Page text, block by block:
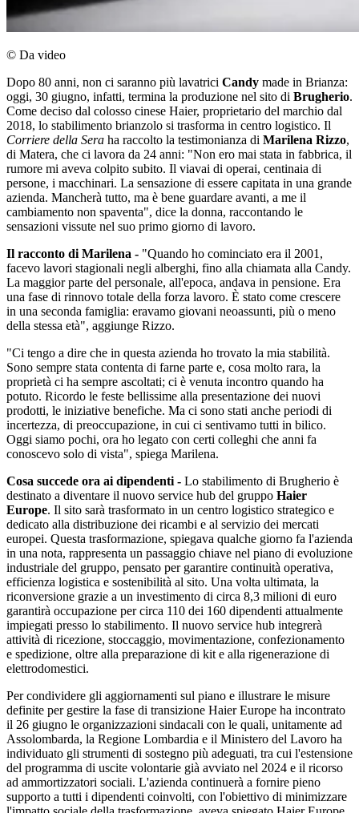
© Da video
Dopo 80 anni, non ci saranno più lavatrici Candy made in Brianza:
oggi, 30 giugno, infatti, termina la produzione nel sito di Brugherio.
Come deciso dal colosso cinese Haier, proprietario del marchio dal
2018, lo stabilimento brianzolo si trasforma in centro logistico. Il
Corriere della Sera ha raccolto la testimonianza di Marilena Rizzo,
di Matera, che ci lavora da 24 anni: "Non ero mai stata in fabbrica, il
rumore mi aveva colpito subito. Il viavai di operai, centinaia di
persone, i macchinari. La sensazione di essere capitata in una grande
azienda. Mancherà tutto, ma è bene guardare avanti, a me il
cambiamento non spaventa", dice la donna, raccontando le
sensazioni vissute nel suo primo giorno di lavoro.
Il racconto di Marilena - "Quando ho cominciato era il 2001,
facevo lavori stagionali negli alberghi, fino alla chiamata alla Candy.
La maggior parte del personale, all'epoca, andava in pensione. Era
una fase di rinnovo totale della forza lavoro. È stato come crescere
in una seconda famiglia: eravamo giovani neoassunti, più o meno
della stessa età", aggiunge Rizzo.
"Ci tengo a dire che in questa azienda ho trovato la mia stabilità.
Sono sempre stata contenta di farne parte e, cosa molto rara, la
proprietà ci ha sempre ascoltati; ci è venuta incontro quando ha
potuto. Ricordo le feste bellissime alla presentazione dei nuovi
prodotti, le iniziative benefiche. Ma ci sono stati anche periodi di
incertezza, di preoccupazione, in cui ci sentivamo tutti in bilico.
Oggi siamo pochi, ora ho legato con certi colleghi che anni fa
conoscevo solo di vista", spiega Marilena.
Cosa succede ora ai dipendenti - Lo stabilimento di Brugherio è
destinato a diventare il nuovo service hub del gruppo Haier
Europe. Il sito sarà trasformato in un centro logistico strategico e
dedicato alla distribuzione dei ricambi e al servizio dei mercati
europei. Questa trasformazione, spiegava qualche giorno fa l'azienda
in una nota, rappresenta un passaggio chiave nel piano di evoluzione
industriale del gruppo, pensato per garantire continuità operativa,
efficienza logistica e sostenibilità al sito. Una volta ultimata, la
riconversione grazie a un investimento di circa 8,3 milioni di euro
garantirà occupazione per circa 110 dei 160 dipendenti attualmente
impiegati presso lo stabilimento. Il nuovo service hub integrerà
attività di ricezione, stoccaggio, movimentazione, confezionamento
e spedizione, oltre alla preparazione di kit e alla rigenerazione di
elettrodomestici.
Per condividere gli aggiornamenti sul piano e illustrare le misure
definite per gestire la fase di transizione Haier Europe ha incontrato
il 26 giugno le organizzazioni sindacali con le quali, unitamente ad
Assolombarda, la Regione Lombardia e il Ministero del Lavoro ha
individuato gli strumenti di sostegno più adeguati, tra cui l'estensione
del programma di uscite volontarie già avviato nel 2024 e il ricorso
ad ammortizzatori sociali. L'azienda continuerà a fornire pieno
supporto a tutti i dipendenti coinvolti, con l'obiettivo di minimizzare